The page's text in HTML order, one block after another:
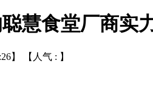
慧食堂厂商实
】 【人气 : 】